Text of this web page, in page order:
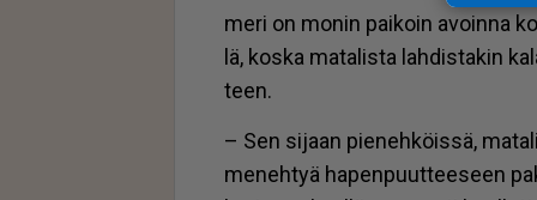
meri on mo­nin pai­koin avoin­na
lä, kos­ka ma­ta­lis­ta lah­dis­ta­kin
teen.
– Sen si­jaan pie­neh­köis­sä,
me­neh­tyä ha­pen­puut­tee­seen